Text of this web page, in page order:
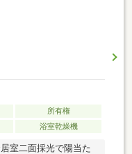
所有権
浴室乾燥機
室二面採光で陽当た